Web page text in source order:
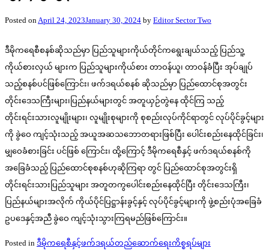
Posted onApril 24, 2023January 30, 2024 by Editor Sector Two
ဒီမိုကရေစီစနစ်ဆိုသည်မှာ ပြည်သူများကိုယ်တိုင်ကရွေးချယ်သည့် ပြည်သူ့
ကိုယ်စားလှယ် များက ပြည်သူများကိုယ်စား တာဝန်ယူ၊ တာဝန်ခံပြီး အုပ်ချုပ်
သည့်စနစ်ပင်ဖြစ်ကြောင်း၊ ဖက်ဒရယ်စနစ် ဆိုသည်မှာ ပြည်ထောင်စုအတွင်း
တိုင်းဒေသကြီးများ၊ပြည်နယ်များတွင် အတူယှဉ်တွဲနေ ထိုင်ကြ သည့်
တိုင်းရင်းသားလူမျိုးများ၊ လူမျိုးစုများကို စုစည်းလုပ်ကိုင်ရာတွင် လုပ်ပိုင်ခွင့်များ
ကို ခွဲဝေ ကျင့်သုံးသည့် အယူအဆသဘောတရားဖြစ်ပြီး ပေါင်းစည်းနေထိုင်ခြင်း၊
မျှဝေခံစားခြင်း ပင်ဖြစ် ကြောင်း၊ ထို့ကြောင့် ဒီမိုကရေစီနှင့် ဖက်ဒရယ်စနစ်ကို
အခြေခံသည့် ပြည်ထောင်စုစနစ်ဟုဆိုကြရာ တွင် ပြည်ထောင်စုအတွင်းရှိ
တိုင်းရင်းသားပြည်သူများ အတူတကွပေါင်းစည်းနေထိုင်ပြီး တိုင်းဒေသကြီး၊
ပြည်နယ်များအလိုက် ကိုယ်ပိုင်ပြဋ္ဌာန်းခွင့်နှင့် လုပ်ပိုင်ခွင့်များကို ဖွဲ့စည်းပုံအခြေခံ
ဥပဒေနှင့်အညီ ခွဲဝေ ကျင့်သုံးသွားကြရမည်ဖြစ်ကြောင်း။
Posted in ဒီမိုကရေစီနှင့်ဖက်ဒရယ်တည်ဆောက်‌ရေးကိစ္စရပ်များ